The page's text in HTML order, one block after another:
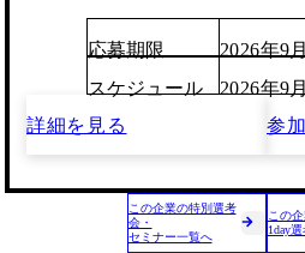
応募期限
2026年9
スケジュール
2026年9
詳細を見る
参
この企業の特別選考
会・
セミナー一覧へ
この
1day